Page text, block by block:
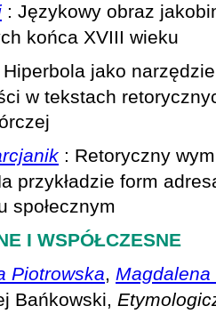
: Językowy obraz
końca XVIII wieku
Hiperbola jako
w tekstach
: Retoryczny
przykładzie form
społecznym
I WSPÓŁCZESNE
Piotrowska,
Bańkowski,